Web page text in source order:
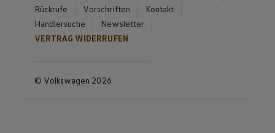
Rückrufe
Vorschriften
Kontakt
Händlersuche
Newsletter
VERTRAG WIDERRUFEN
© Volkswagen 2026